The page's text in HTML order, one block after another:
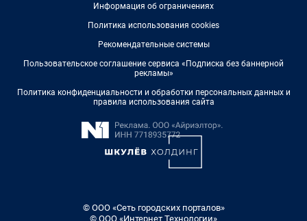
Информация об ограничениях
Политика использования cookies
Рекомендательные системы
Пользовательское соглашение сервиса «Подписка без баннерной
рекламы»
Политика конфиденциальности и обработки персональных данных и
правила использования сайта
© ООО «Сеть городских порталов»
© ООО «Интернет Технологии»